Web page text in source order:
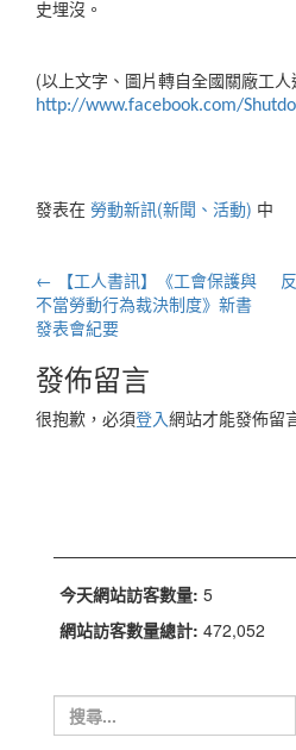
史埋沒。
(以上文字、圖片轉自全國關廠工人
http://www.facebook.com/
發表在 勞動新訊(新聞、活動) 中
文
章
導
航
列
← 【工人書訊】《工會保護與
不當勞動行為裁決制度》新書
發表會紀要
發佈留言
很抱歉，必須登入網站才能發佈留
今天網站訪客數量: 5
網站訪客數量總計: 472,052
尋